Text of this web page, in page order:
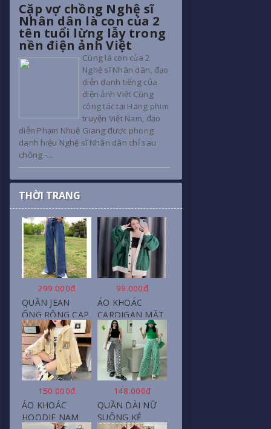
Cặp vợ chồng Nghệ sĩ
Nhân dân là con của 2
tên tuổi lừng lẫy trong
nền điện ảnh Việt
Cùng là con của 2
Nghệ sĩ Nhân dân, đạo
diễn danh tiếng của
điện ảnh Việt Cùng
công tác tại Hãng phim
truyện Việt Nam, đạo
diễn Phạm Nhuệ Giang được phong
danh hiệu Nghệ sĩ Nhân dân chỉ sau
chồng -...
THỜI TRANG
299.000đ
QUẦN JEAN
ỐNG RỘNG CẠP
CAO, DÀI XẺ
GẤU PHONG
CÁCH J6
99.000đ
ÁO KHOÁC
CARDIGAN MẶT
CƯỜI NỮ CHẤT
NỈ COTTON
150.000đ
ÁO KHOÁC
HOODIE NAM
148.000đ
QUẦN DÀI NỮ
SUÔNG KẺ